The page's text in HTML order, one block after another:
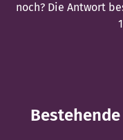
noch? Die Antwort